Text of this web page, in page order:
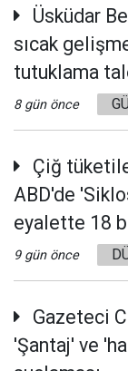
Üsküdar
sıcak
tutuklama
8 gün önce
Çiğ
ABD'de
eyalette 18
9 gün önce
Gazeteci
'Şantaj' ve